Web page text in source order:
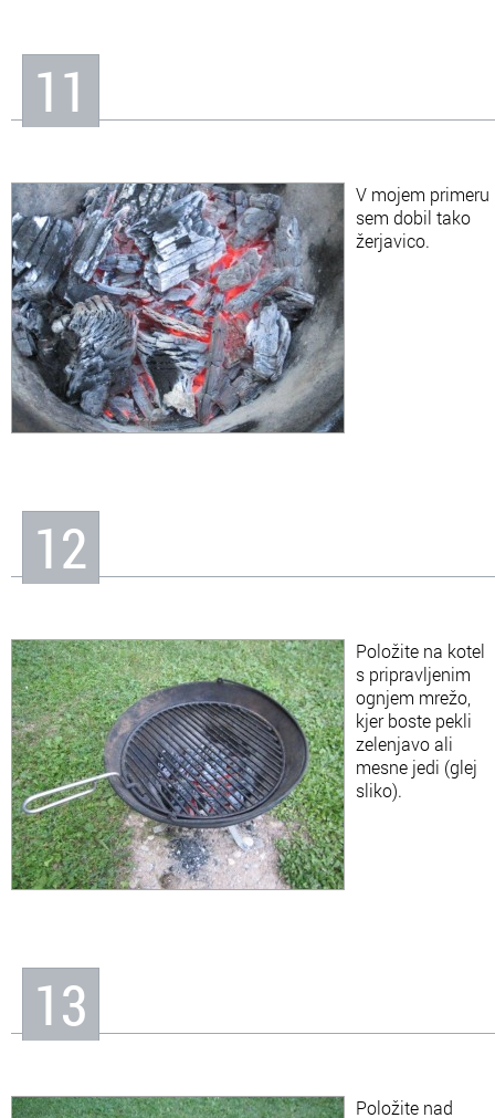
11
V mojem primeru
sem dobil tako
žerjavico.
12
Položite na kotel
s pripravljenim
ognjem mrežo,
kjer boste pekli
zelenjavo ali
mesne jedi (glej
sliko).
13
Položite nad